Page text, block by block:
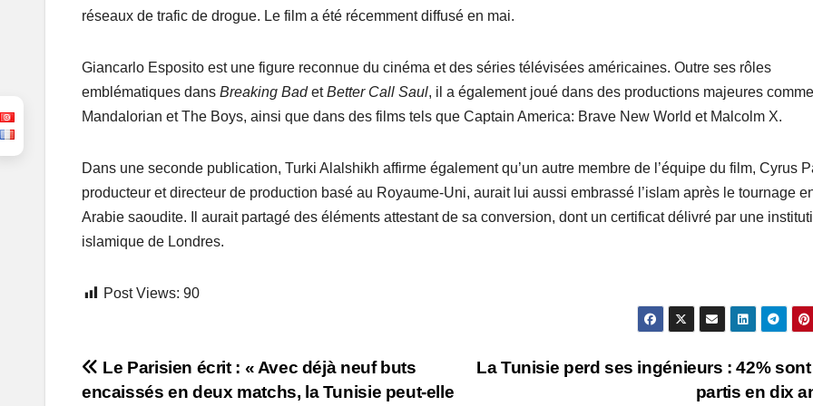
réseaux de trafic de drogue. Le film a été récemment diffusé en mai.
Giancarlo Esposito est une figure reconnue du cinéma et des séries télévisées américaines. Outre ses rôles
emblématiques dans Breaking BadetBetter Call Saul, il a également joué dans des productions majeures
Mandalorian et The Boys, ainsi que dans des films tels que Captain America: Brave New World et Malcolm X.
Dans une seconde publication, Turki Alalshikh affirme également qu’un autre membre de l’équipe du film, Cyrus
producteur et directeur de production basé au Royaume-Uni, aurait lui aussi embrassé l’islam après le tournage
Arabie saoudite. Il aurait partagé des éléments attestant de sa conversion, dont un certificat délivré par une
islamique de Londres.
Post Views: 90
Post
La Tunisie perd ses ingénieurs : 42%
partis en dix
Le Parisien écrit : « Avec déjà neuf buts
encaissés en deux matchs, la Tunisie peut-elle